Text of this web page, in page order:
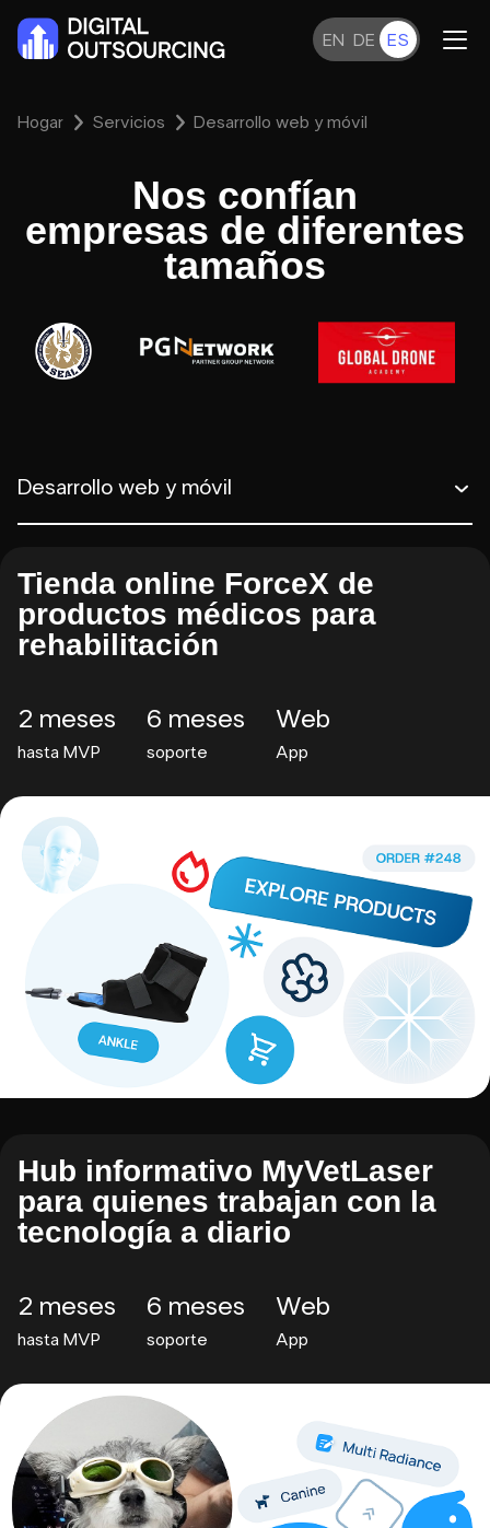
EN DE ES
Hogar Servicios Desarrollo web y móvil
Nos confían
empresas de diferentes
tamaños
Desarrollo web y móvil
Tienda online ForceX de
productos médicos para
rehabilitación
2 meses
hasta MVP
6 meses
soporte
Web
App
Hub informativo MyVetLaser
para quienes trabajan con la
tecnología a diario
2 meses
hasta MVP
6 meses
soporte
Web
App